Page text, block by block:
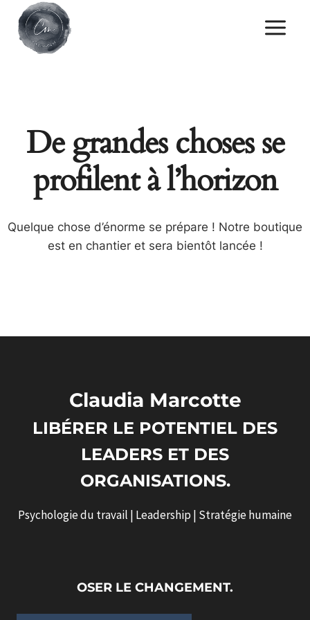
content
De grandes choses se
profilent à l’horizon
Quelque chose d’énorme se prépare ! Notre boutique
est en chantier et sera bientôt lancée !
Claudia Marcotte
LIBÉRER LE POTENTIEL DES
LEADERS ET DES
ORGANISATIONS.
Psychologie du travail | Leadership | Stratégie humaine
OSER LE CHANGEMENT.